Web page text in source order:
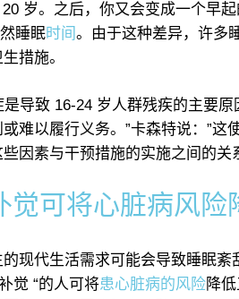
岁。之后，你又会变成一个早
睡眠时间。由于这种差异，许多
措施。
导致 16-24 岁人群残疾的主要
难以履行义务。”卡森特说：”这
因素与干预措施的实施之间的关
觉可将心脏病风险
现代生活需求可能会导致睡眠紊
觉 “的人可将患心脏病的风险降